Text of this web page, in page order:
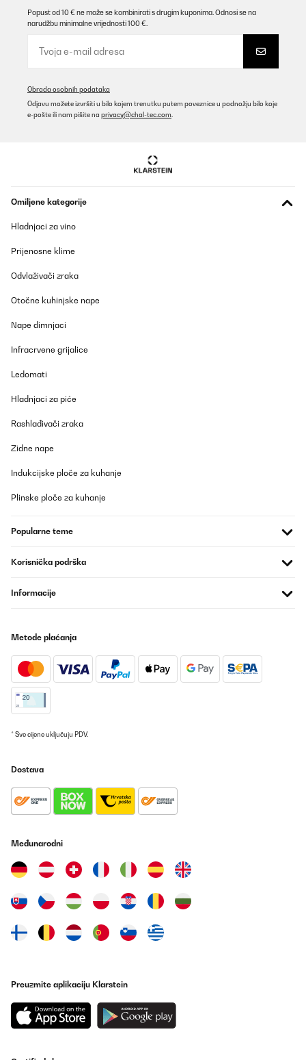
Popust od 10 € ne može se kombinirati s drugim kuponima. Odnosi se na
narudžbu minimalne vrijednosti 100 €.
Obrada osobnih podataka
Odjavu možete izvršiti u bilo kojem trenutku putem poveznice u podnožju bilo koje
e-pošte ili nam pišite na privacy@chal-tec.com
Omiljene kategorije
Hladnjaci za vino
Prijenosne klime
Odvlaživači zraka
Otočne kuhinjske nape
Nape dimnjaci
Infracrvene grijalice
Ledomati
Hladnjaci za piće
Rashlađivači zraka
Zidne nape
Indukcijske ploče za kuhanje
Plinske ploče za kuhanje
Popularne teme
Korisnička podrška
Informacije
Metode plaćanja
* Sve cijene uključuju PDV.
Dostava
Međunarodni
Preuzmite aplikaciju Klarstein